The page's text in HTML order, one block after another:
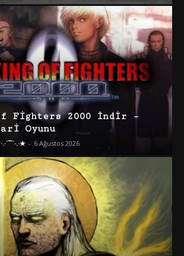
Fighters 2000 İndir –
Oyunu
- 6 Ağustos 2026